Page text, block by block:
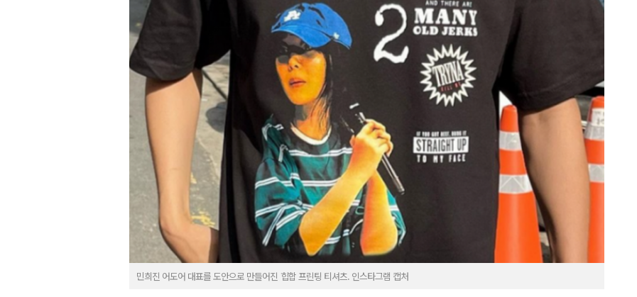
민희진 어도어 대표를 도안으로 만들어진 힙합 프린팅 티셔츠. 인스타그램 캡처